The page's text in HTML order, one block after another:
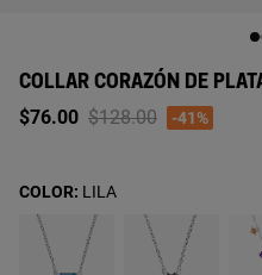
COLLAR CORAZÓN DE
$76.00 Price reduced from
$128.00to-41%
COLOR: LILA